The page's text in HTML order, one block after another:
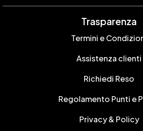
Trasparenza
Termini e
Assistenza clienti
Richiedi Reso
Regolamento Punti e
Privacy & Policy